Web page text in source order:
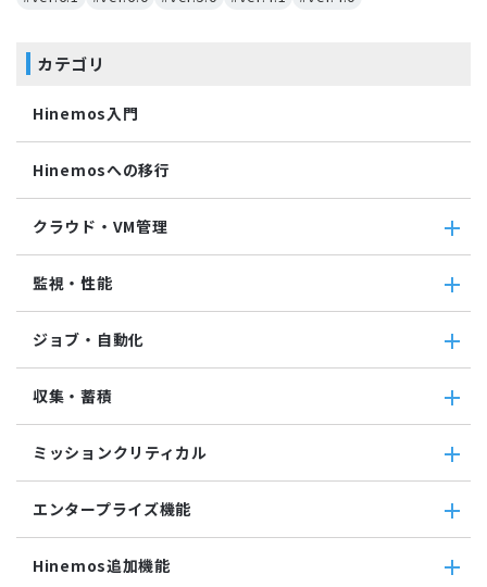
カテゴリ
Hinemos入門
Hinemosへの移行
クラウド・VM管理
クラウド・VM共通
クラウド管理機能(AWS)
VM管理機能
監視・性能
パケットキャプチャ監視
カスタムトラップ監視
カスタム監視
バイナリファイル監視
収集値統合監視
ログ件数監視
システムログ監視
JMX監視
ジョブ・自動化
ジョブ機能全般について
コマンドジョブ
ファイル転送ジョブ
参照ジョブ
環境構築機能
実行契機
収集・蓄積
転送
ダウンロード
検索
蓄積
収集
ミッションクリティカル
ミッションクリティカル（Linux）
ミッションクリティカル（Windows）
エンタープライズ機能
インシデント管理連携ツール
Hinemos追加機能